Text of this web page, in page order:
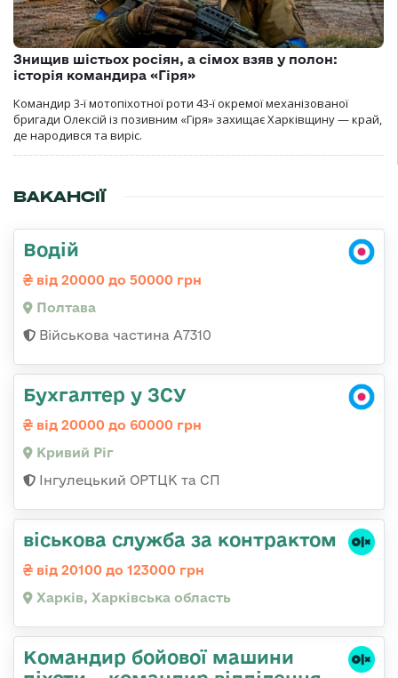
Знищив шістьох росіян, а сімох взяв у полон:
історія командира «Гіря»
Командир 3-ї мотопіхотної роти 43-ї окремої механізованої
бригади Олексій із позивним «Гіря» захищає Харківщину — край,
де народився та виріс.
ВАКАНСІЇ
Водій
від 20000 до 50000 грн
Полтава
Військова частина A7310
Бухгалтер у ЗСУ
від 20000 до 60000 грн
Кривий Ріг
Інгулецький ОРТЦК та СП
віськова служба за контрактом
від 20100 до 123000 грн
Харків, Харківська область
Командир бойової машини